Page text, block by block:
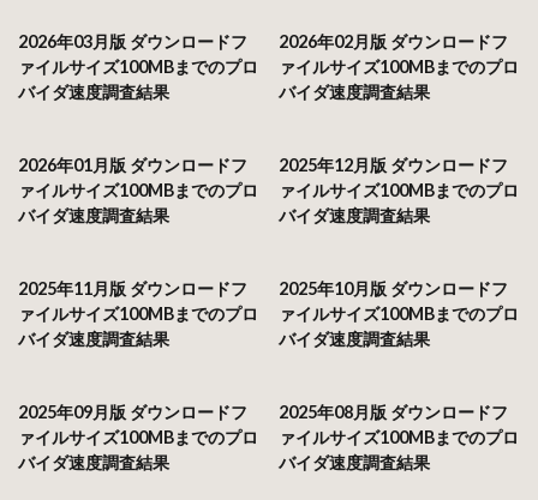
2026年03月版 ダウンロードフ
ァイルサイズ100MBまでのプロ
バイダ速度調査結果
2026年02月版 ダウンロードフ
ァイルサイズ100MBまでのプロ
バイダ速度調査結果
2026年01月版 ダウンロードフ
ァイルサイズ100MBまでのプロ
バイダ速度調査結果
2025年12月版 ダウンロードフ
ァイルサイズ100MBまでのプロ
バイダ速度調査結果
2025年11月版 ダウンロードフ
ァイルサイズ100MBまでのプロ
バイダ速度調査結果
2025年10月版 ダウンロードフ
ァイルサイズ100MBまでのプロ
バイダ速度調査結果
2025年09月版 ダウンロードフ
ァイルサイズ100MBまでのプロ
バイダ速度調査結果
2025年08月版 ダウンロードフ
ァイルサイズ100MBまでのプロ
バイダ速度調査結果